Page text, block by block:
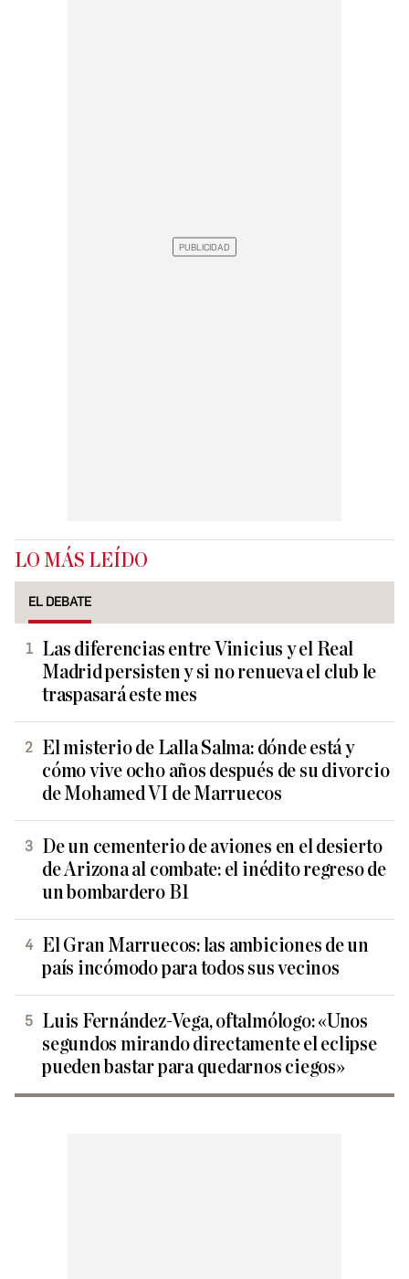
LO MÁS LEÍDO
EL DEBATE
Las diferencias entre Vinicius y el Real
Madrid persisten y si no renueva el club le
traspasará este mes
El misterio de Lalla Salma: dónde está y
cómo vive ocho años después de su divorcio
de Mohamed VI de Marruecos
De un cementerio de aviones en el desierto
de Arizona al combate: el inédito regreso de
un bombardero B1
El Gran Marruecos: las ambiciones de un
país incómodo para todos sus vecinos
Luis Fernández-Vega, oftalmólogo: «Unos
segundos mirando directamente el eclipse
pueden bastar para quedarnos ciegos»